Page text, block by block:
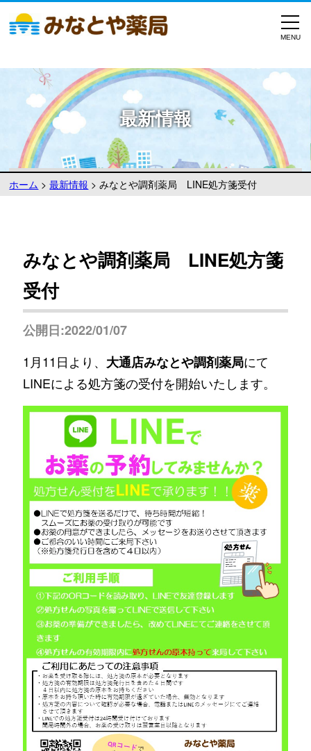
最新情報
ホーム >最新情報 >みなとや調剤薬局 LINE処方箋受付
みなとや調剤薬局 LINE処方箋
受付
公開日:2022/01/07
1月11日より、 大通店みなとや調剤薬局にて
LINEによる処方箋の受付を開始いたします。